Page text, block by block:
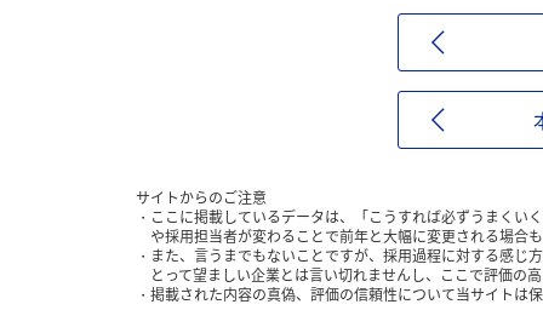
サイトからのご注意
ここに掲載しているデータは、「こうすれば必ずうまくい
や採用担当者が変わることで前年と大幅に変更される場合
また、言うまでもないことですが、採用過程に対する感じ
とって望ましい企業とは言い切れませんし、ここで評価の
掲載された内容の真偽、評価の信頼性について当サイトは